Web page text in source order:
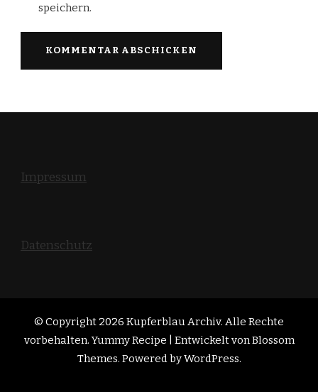
speichern.
Impressum
Datenschutz
© Copyright 2026 Kupferblau Archiv. Alle Rechte
vorbehalten. Yummy Recipe | Entwickelt vonBlossom
Themes. Powered byWordPress.